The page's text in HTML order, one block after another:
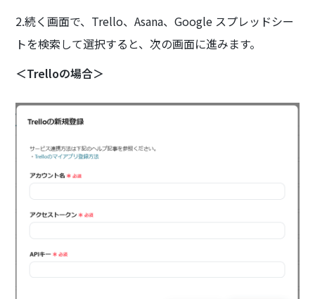
2.続く画面で、Trello、Asana、Google スプレッドシー
トを検索して選択すると、次の画面に進みます。
＜Trelloの場合＞